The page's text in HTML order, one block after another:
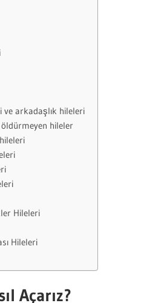
arkadaşlık hileleri
hileler
Hileleri
Hileleri
Açarız?